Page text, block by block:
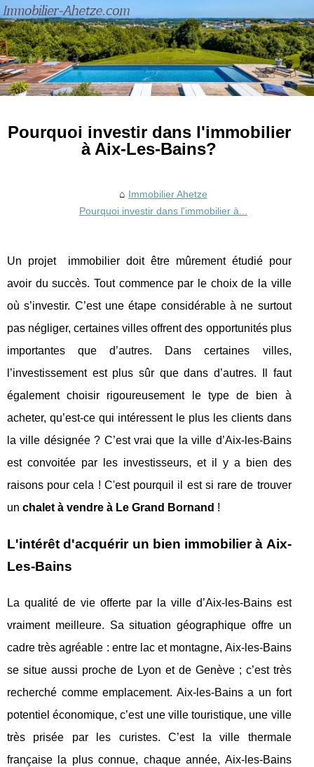
Pourquoi investir dans l'immobilier
à Aix-Les-Bains?
Immobilier Ahetze
Pourquoi investir dans l'immobilier à...
Un projet immobilier doit être mûrement étudié pour
avoir du succès. Tout commence par le choix de la ville
où s’investir. C’est une étape considérable à ne surtout
pas négliger, certaines villes offrent des opportunités plus
importantes que d’autres. Dans certaines villes,
l’investissement est plus sûr que dans d’autres. Il faut
également choisir rigoureusement le type de bien à
acheter, qu’est-ce qui intéressent le plus les clients dans
la ville désignée ? C’est vrai que la ville d’Aix-les-Bains
est convoitée par les investisseurs, et il y a bien des
raisons pour cela ! C'est pourquil il est si rare de trouver
un chalet à vendre à Le Grand Bornand !
L'intérêt d'acquérir un bien immobilier à Aix-
Les-Bains
La qualité de vie offerte par la ville d’Aix-les-Bains est
vraiment meilleure. Sa situation géographique offre un
cadre très agréable : entre lac et montagne, Aix-les-Bains
se situe aussi proche de Lyon et de Genève ; c’est très
recherché comme emplacement. Aix-les-Bains a un fort
potentiel économique, c’est une ville touristique, une ville
très prisée par les curistes. C’est la ville thermale
française la plus connue, chaque année, Aix-les-Bains